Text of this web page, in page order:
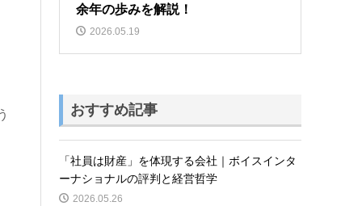
余年の歩みを解説！
2026.05.19
おすすめ記事
「社員は財産」を体現する会社｜ボイスインタ
ーナショナルの評判と経営哲学
2026.05.26